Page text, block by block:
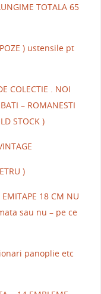
TOTALA 65
) ustensile pt
COLECTIE . NOI
– ROMANESTI
STOCK )
)
18 CM NU
sau nu – pe ce
panoplie etc